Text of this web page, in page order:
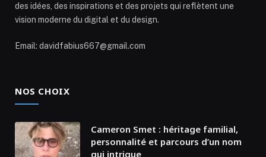
des idées, des inspirations et des projets qui reflètent une
vision moderne du digital et du design.
Email: davidfabius667@gmail.com
NOS CHOIX
Cameron Smet : héritage familial,
personnalité et parcours d’un nom
qui intrigue